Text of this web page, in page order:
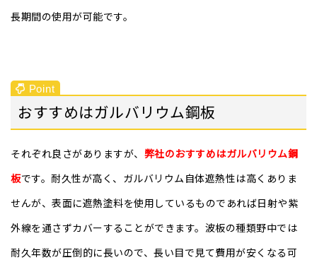
長期間の使用が可能です。
おすすめはガルバリウム鋼板
それぞれ良さがありますが、 弊社のおすすめはガルバリウム鋼
板です。耐久性が高く、ガルバリウム自体遮熱性は高くありま
せんが、表面に遮熱塗料を使用しているものであれば日射や紫
外線を通さずカバーすることができます。波板の種類野中では
耐久年数が圧倒的に長いので、長い目で見て費用が安くなる可